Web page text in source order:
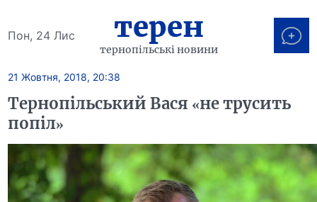
Пон, 24 Лис терен
тернопільські новини
21 Жовтня, 2018, 20:38
Тернопільський Вася «не трусить
попіл»